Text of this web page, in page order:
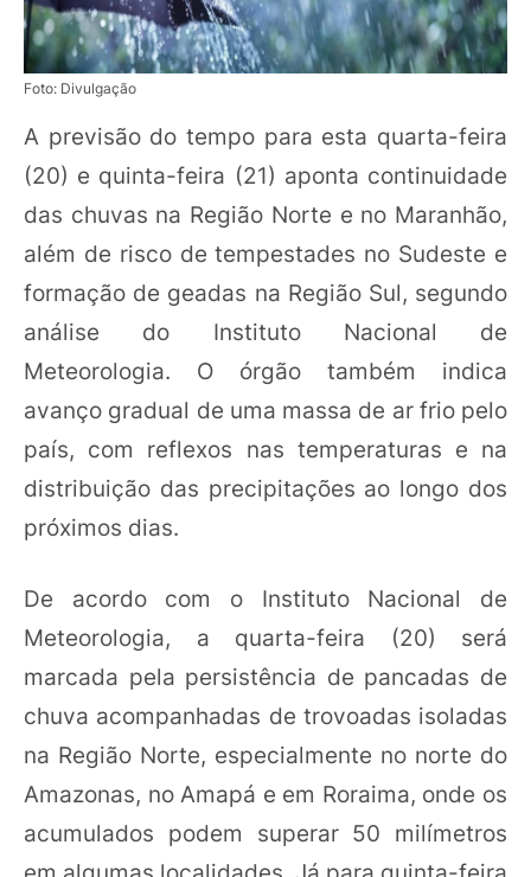
Foto: Divulgação
A previsão do tempo para esta quarta-feira
(20) e quinta-feira (21) aponta continuidade
das chuvas na Região Norte e no Maranhão,
além de risco de tempestades no Sudeste e
formação de geadas na Região Sul, segundo
análise do Instituto Nacional de
Meteorologia. O órgão também indica
avanço gradual de uma massa de ar frio pelo
país, com reflexos nas temperaturas e na
distribuição das precipitações ao longo dos
próximos dias.
De acordo com o Instituto Nacional de
Meteorologia, a quarta-feira (20) será
marcada pela persistência de pancadas de
chuva acompanhadas de trovoadas isoladas
na Região Norte, especialmente no norte do
Amazonas, no Amapá e em Roraima, onde os
acumulados podem superar 50 milímetros